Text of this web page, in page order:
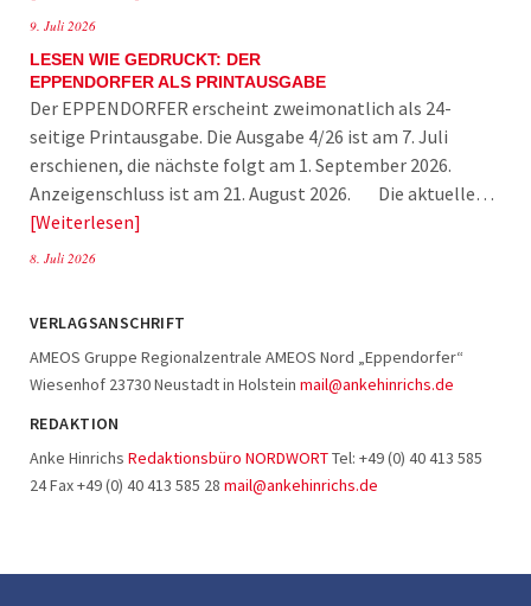
9. Juli 2026
LESEN WIE GEDRUCKT: DER
EPPENDORFER ALS PRINTAUSGABE
Der EPPENDORFER erscheint zweimonatlich als 24-
seitige Printausgabe. Die Ausgabe 4/26 ist am 7. Juli
erschienen, die nächste folgt am 1. September 2026.
Anzeigenschluss ist am 21. August 2026. Die aktuelle…
Weiterlesen
8. Juli 2026
VERLAGSANSCHRIFT
AMEOS Gruppe Regionalzentrale AMEOS Nord „Eppendorfer“
Wiesenhof 23730 Neustadt in Holstein mail@ankehinrichs.de
REDAKTION
Anke Hinrichs Redaktionsbüro NORDWORTTel: +49 (0) 40 413 585
24 Fax +49 (0) 40 413 585 28 mail@ankehinrichs.de